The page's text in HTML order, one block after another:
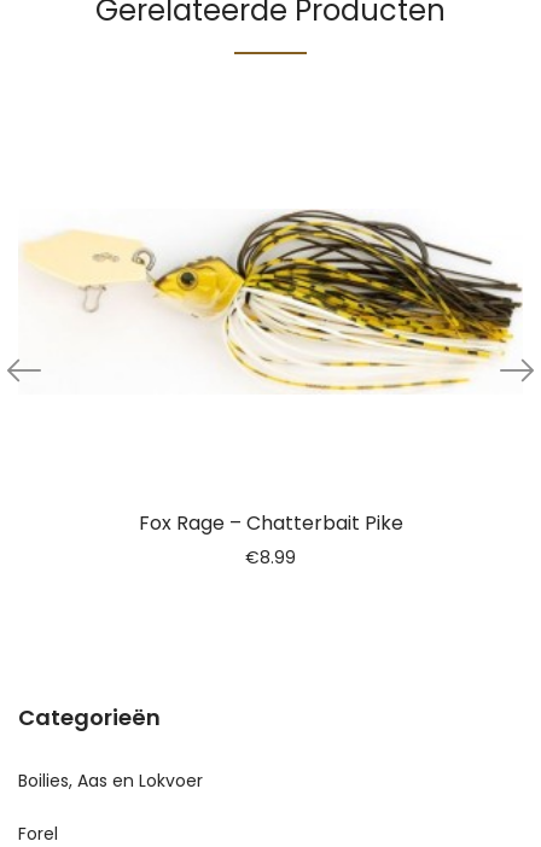
Gerelateerde Producten
Fox Rage – Chatterbait Pike
€8.99
Categorieën
Boilies, Aas en Lokvoer
Forel